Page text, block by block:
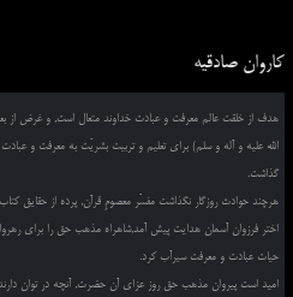
کاروان صادقیه
هدف از خلقت عالم معرفت و عبادت خداوند متعال است, و غرض از
الله علیه و آله و سلم) برای تعلیم و تربیت بشریّت به معرفت و
گذاشت.
هرچند حوادث روزگار نگذاشت مفسّر معصومِ قرآن, پرده از حقایق
اختر فرزوان آسمان هدایت پیش آمد,شاهراه مذهب حق را برای
حیات عبادت و معرفت سیرآب کرد.
امید است پیروان مذهب حق روز عزای آن حضرت, آنچه در توان